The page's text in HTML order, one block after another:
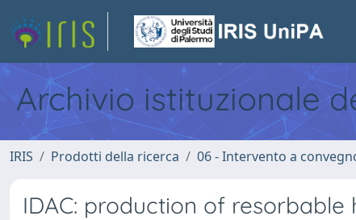
Archivio istituzionale
IRIS Prodotti della ricerca 06 - Intervento a
IDAC: production of